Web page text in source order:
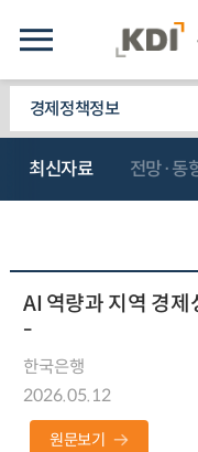
경제정책정보
최신자료 전망·동
AI 역량과 지역 경
-
한국은행
2026.05.12
원문보기